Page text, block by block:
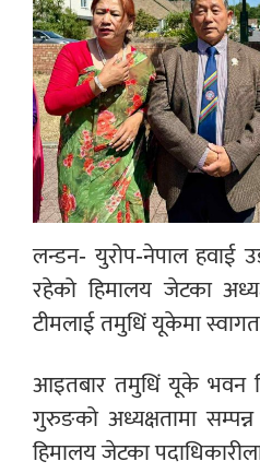
लन्डन- युरोप-नेपाल हवाई
रहेको हिमालय जेटका
टीमलाई तमुधिं यूकेमा
आइतबार तमुधिं यूके भवन
गुरुङको अध्यक्षतामा
हिमालय जेटका